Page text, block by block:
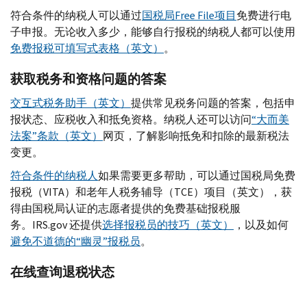
符合条件的纳税人可以通过国税局Free File项目免费进行电
子申报。无论收入多少，能够自行报税的纳税人都可以使用
免费报税可填写式表格（英文） 。
获取税务和资格问题的答案
交互式税务助手（英文） 提供常见税务问题的答案，包括申
报状态、应税收入和抵免资格。纳税人还可以访问“大而美
法案”条款（英文） 网页，了解影响抵免和扣除的最新税法
变更。
符合条件的纳税人如果需要更多帮助，可以通过国税局免费
报税（VITA）和老年人税务辅导（TCE）项目（英文），获
得由国税局认证的志愿者提供的免费基础报税服
务。 IRS.gov还提供选择报税员的技巧（英文）
，以及如何
避免不道德的“幽灵”报税员。
在线查询退税状态